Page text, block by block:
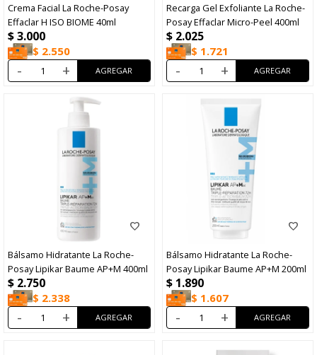
Crema Facial La Roche-Posay
Effaclar H ISO BIOME 40ml
$3.000
$ 2.550
- +
Recarga Gel Exfoliante La Roche-
Posay Effaclar Micro-Peel 400ml
$ 2.025
$ 1.721
- +
Bálsamo Hidratante La Roche-
Posay Lipikar Baume AP+M 400ml
$ 2.750
$ 2.338
- +
Bálsamo Hidratante La Roche-
Posay Lipikar Baume AP+M 200ml
$ 1.890
$ 1.607
- +